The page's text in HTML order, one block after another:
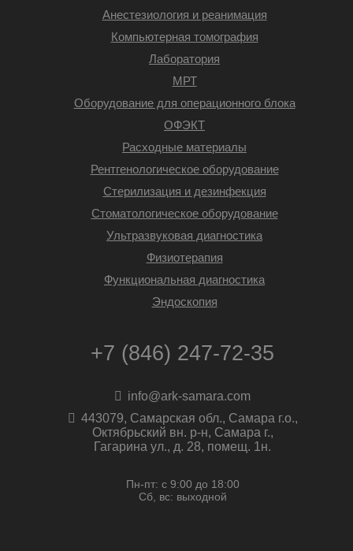
Анестезиология и реанимация
Компьютерная томография
Лаборатория
МРТ
Оборудование для операционного блока
ОФЭКТ
Расходные материалы
Рентгенологическое оборудование
Стерилизация и дезинфекция
Стоматологическое оборудование
Ультразвуковая диагностика
Физиотерапия
Функциональная диагностика
Эндоскопия
+7 (846) 247-72-35
info@ark-samara.com
443079, Самарская обл., Самара г.о.,
Октябрьский вн. р-н, Самара г.,
Гагарина ул., д. 28, помещ. 1н.
Пн-пт: с 9:00 до 18:00
Сб, вс: выходной